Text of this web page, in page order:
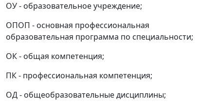
ОУ - образовательное учреждение;
ОПОП - основная профессиональная
образовательная программа по специальности;
ОК - общая компетенция;
ПК - профессиональная компетенция;
ОД - общеобразовательные дисциплины;